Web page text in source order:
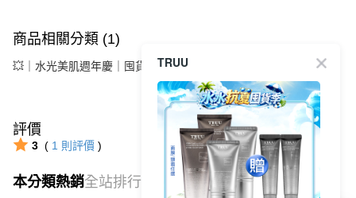
商品相關分類 (1)
💥｜水光美肌週年慶｜囤貨買大送小
評價
3 ( 1 則評價 )
本分類熱銷全站排行
TRUU